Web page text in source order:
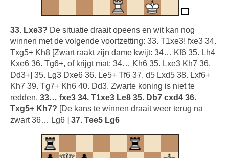
33. Lxe3? De situatie draait opeens en wit kan nog
winnen met de volgende voortzetting: 33. T1xe3! fxe3 34.
Txg5+ Kh8 [Zwart raakt zijn dame kwijt: 34… Kf6 35. Lh4
Kxe6 36. Tg6+, of krijgt mat: 34… Kh6 35. Lxe3 Kh7 36.
Dd3+] 35. Lg3 Dxe6 36. Le5+ Tf6 37. d5 Lxd5 38. Lxf6+
Kh7 39. Tg7+ Kh6 40. Dd3. Zwarte koning is niet te
redden. 33… fxe3 34. T1xe3 Le8 35. Db7 cxd4 36.
Txg5+ Kh7? [De kans te winnen draait weer terug na
zwart 36… Lg6 ] 37. Tee5 Lg6